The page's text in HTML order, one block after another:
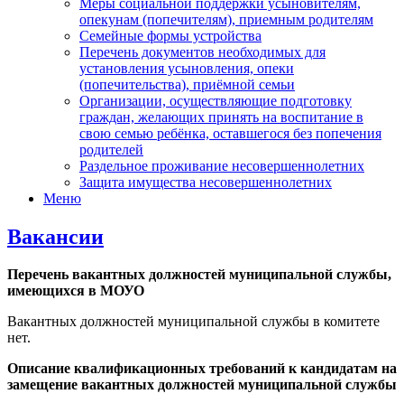
опекунам (попечителям), приемным родителям
Семейные формы устройства
Перечень документов необходимых для
установления усыновления, опеки
(попечительства), приёмной семьи
Организации, осуществляющие подготовку
граждан, желающих принять на воспитание в
свою семью ребёнка, оставшегося без попечения
родителей
Раздельное проживание несовершеннолетних
Защита имущества несовершеннолетних
Меню
Вакансии
Перечень вакантных должностей муниципальной службы,
имеющихся в МОУО
Вакантных должностей муниципальной службы в комитете
нет.
Описание квалификационных требований к кандидатам на
замещение вакантных должностей муниципальной службы